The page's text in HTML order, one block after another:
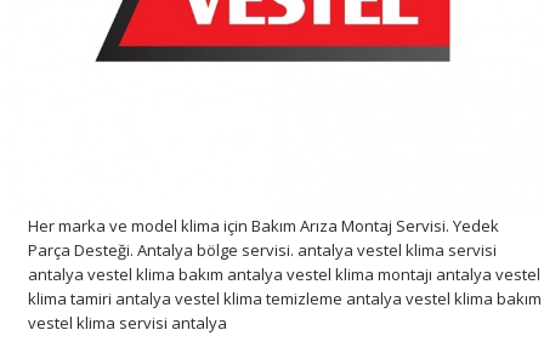
Her marka ve model klima için Bakım Arıza Montaj Servisi. Yedek
Parça Desteği. Antalya bölge servisi. antalya vestel klima servisi
antalya vestel klima bakım antalya vestel klima montajı antalya vestel
klima tamiri antalya vestel klima temizleme antalya vestel klima bakım
vestel klima servisi antalya